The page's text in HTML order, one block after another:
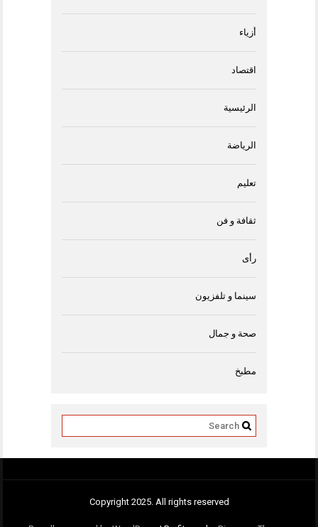
أزياء
اقتصاد
الرئيسية
الرياضة
تعليم
ثقافة و فن
رأى
سينما و تلفزيون
صحة و جمال
مطبخ
Copyright 2025. All rights reserved